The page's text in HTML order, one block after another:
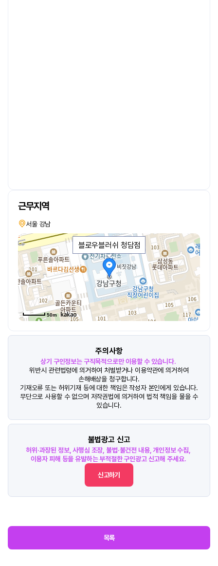
근무지역
서울 강남
블로우블러쉬 청담점
50m
주의사항
상기 구인정보는 구직목적으로만 이용할 수 있습니다.
위반시 관련법령에 의거하여 처벌받거나 이용약관에 의거하여
손해배상을 청구합니다.
기재오류 또는 허위기재 등에 대한 책임은 작성자 본인에게 있습니다.
무단으로 사용할 수 없으며 저작권법에 의거하여 법적 책임을 물을 수
있습니다.
불법광고 신고
허위·과장된 정보, 사행심 조장, 불법·불건전 내용, 개인정보 수집,
이용자 피해 등을 유발하는 부적절한 구인광고 신고해 주세요.
신고하기
목록